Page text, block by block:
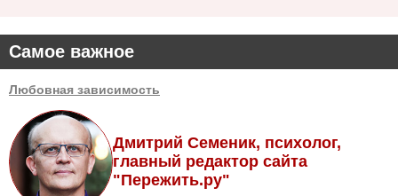
Самое важное
Любовная зависимость
Дмитрий Семеник, психолог,
главный редактор сайта
"Пережить.ру"